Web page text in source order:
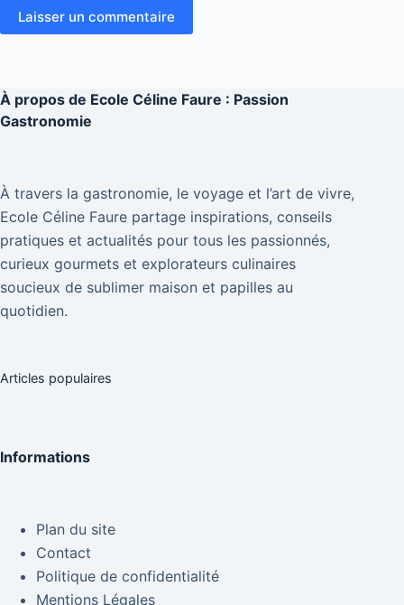
Laisser un commentaire
À propos de Ecole Céline Faure : Passion
Gastronomie
À travers la gastronomie, le voyage et l’art de vivre,
Ecole Céline Faure partage inspirations, conseils
pratiques et actualités pour tous les passionnés,
curieux gourmets et explorateurs culinaires
soucieux de sublimer maison et papilles au
quotidien.
Articles populaires
Informations
Plan du site
Contact
Politique de confidentialité
Mentions Légales